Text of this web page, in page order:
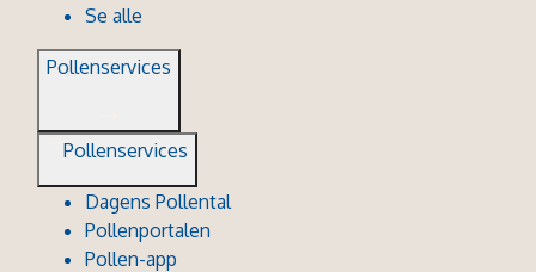
Se alle
Pollenservices
Pollenservices
Dagens Pollental
Pollenportalen
Pollen-app